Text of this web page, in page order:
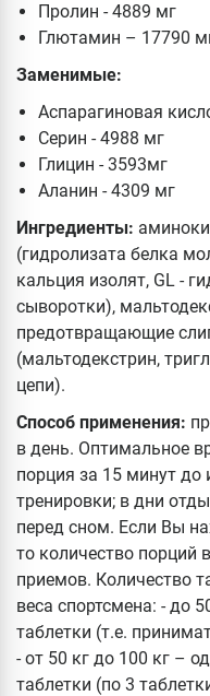
Пролин - 4889 мг
Глютамин – 17790
Заменимые:
Аспарагиновая
Серин - 4988 мг
Глицин - 3593мг
Аланин - 4309 мг
Ингредиенты:
(гидролизата белка
кальция изолят, GL -
сыворотки),
предотвращающие
(мальтодекстрин,
цепи).
Способ применения:
в день. Оптимальное
порция за 15 минут до
тренировки; в дни
перед сном. Если Вы
то количество порций
приемов. Количество
веса спортсмена: - до
таблетки (т.е.
- от 50 кг до 100 кг –
таблетки (по 3